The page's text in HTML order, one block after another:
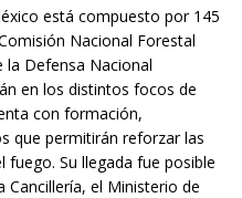
está compuesto por 145
Nacional Forestal
la Defensa Nacional
en los distintos focos de
con formación,
que permitirán reforzar las
Su llegada fue posible
Cancillería, el Ministerio de